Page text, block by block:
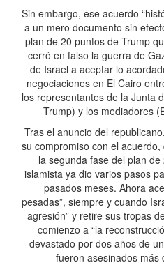
Sin embargo, ese acuerdo
a un mero documento sin
plan de 20 puntos de Trump
cerró en falso la guerra de
de Israel a aceptar lo
negociaciones en El Cairo
los representantes de la Junta
Trump) y los mediadores
Tras el anuncio del
su compromiso con el
la segunda fase del plan
islamista ya dio varios pasos
pasados meses. Ahora
pesadas”, siempre y cuando
agresión” y retire sus tropas
comienzo a “la
devastado por dos años de
fueron asesinados más